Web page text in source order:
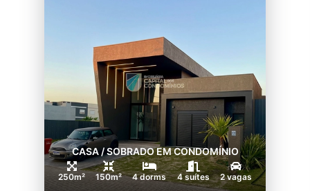
CASA / SOBRADO EM CONDOMÍNIO
250m² 150m² 4 dorms 4 suítes 2 vagas